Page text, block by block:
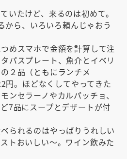
いたけど、来るのは初めて。
から、いろいろ頼んじゃおう
めスマホで金額を計算して注
パスプレート、魚介とイベリ
２品（ともにランチメ
円。ほどなくしてやってきた
ンセラーノやカルパッチョ、
7品にスープとデザートが付
られるのはやっぱりうれしい
トおいしい～。ワイン飲みた